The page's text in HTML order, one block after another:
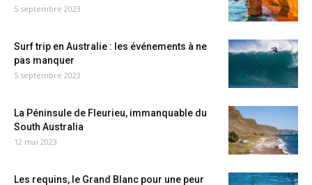
5 septembre 2023
Surf trip en Australie : les événements à ne
pas manquer
5 septembre 2023
La Péninsule de Fleurieu, immanquable du
South Australia
12 mai 2023
Les requins, le Grand Blanc pour une peur